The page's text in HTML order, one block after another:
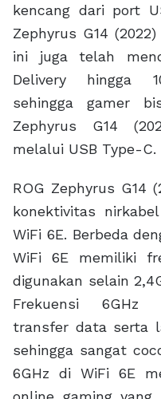
melalui USB Type-C.
ROG Zephyrus G14
konektivitas
WiFi 6E. Berbeda
WiFi 6E memiliki
digunakan selain
Frekuensi 6GHz
transfer data serta
sehingga sangat
6GHz di WiFi 6E
online gaming
berkat latency yang
Bagi gamer yang